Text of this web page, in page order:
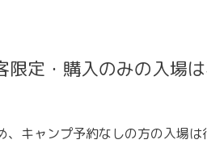
定・購入のみの入場は
キャンプ予約なしの方の入場は